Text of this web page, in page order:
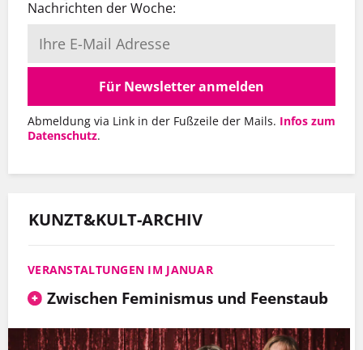
Nachrichten der Woche:
Für Newsletter anmelden
Abmeldung via Link in der Fußzeile der Mails. Infos zum
Datenschutz.
KUNZT&KULT-ARCHIV
VERANSTALTUNGEN IM JANUAR
Zwischen Feminismus und Feenstaub